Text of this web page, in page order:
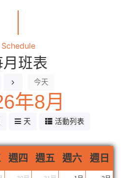
Schedule
月班表
今天
年8月
天 活動列表
週四 週五 週六 週日